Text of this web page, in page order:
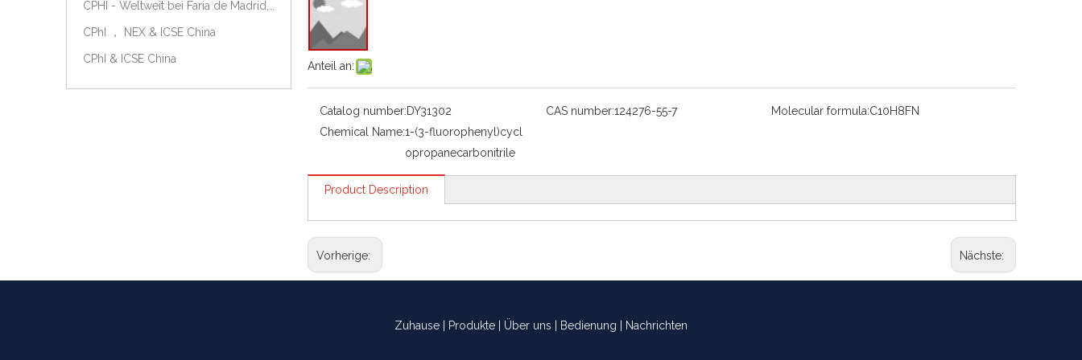
CPhI ， NEX & ICSE China
CPhI & ICSE China
Anteil an:
Catalog number:DY31302 CAS number:124276-55-7 Molecular formula:C10H8FN
Chemical Name:1-(3-fluorophenyl)cycl
opropanecarbonitrile
Product Description
Vorherige: Nächste:
Zuhause Produkte Über uns Bedienung Nachrichten